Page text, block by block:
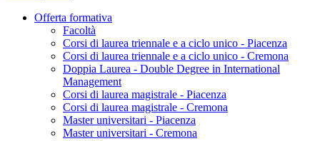
Offerta formativa
Facoltà
Corsi di laurea triennale e a ciclo unico - Piacenza
Corsi di laurea triennale e a ciclo unico - Cremona
Doppia Laurea - Double Degree in International
Management
Corsi di laurea magistrale - Piacenza
Corsi di laurea magistrale - Cremona
Master universitari - Piacenza
Master universitari - Cremona